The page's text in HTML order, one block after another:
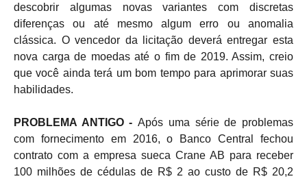
descobrir algumas novas variantes com discretas
diferenças ou até mesmo algum erro ou anomalia
clássica. O vencedor da licitação deverá entregar esta
nova carga de moedas até o fim de 2019. Assim, creio
que você ainda terá um bom tempo para aprimorar suas
habilidades.
PROBLEMA ANTIGO -Após uma série de problemas
com fornecimento em 2016, o Banco Central fechou
contrato com a empresa sueca Crane AB para receber
100 milhões de cédulas de R$ 2 ao custo de R$ 20,2